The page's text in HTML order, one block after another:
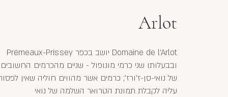
Arlot
Domaine de l'Arlot יושב בכפר Prémeaux-Prissey
ובבעלותו שני כרמי מונופול - שניים מהכרמים החשובים
של נואי-סן-ז'ורז'; כרמים אשר מהווים חוליה שאין
עליה לקבלת תמונת הטרואר השלמה של נואי